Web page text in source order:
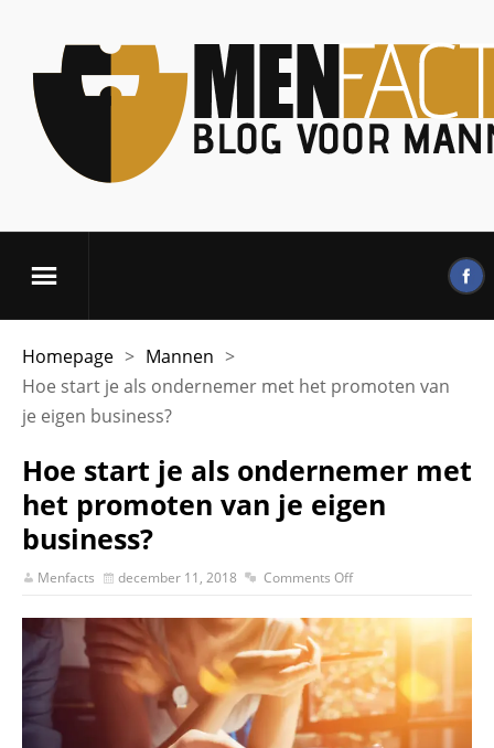
Homepage > Mannen >
Hoe start je als ondernemer met het promoten van
je eigen business?
Hoe start je als ondernemer met
het promoten van je eigen
business?
Menfacts december 11, 2018 Comments Off